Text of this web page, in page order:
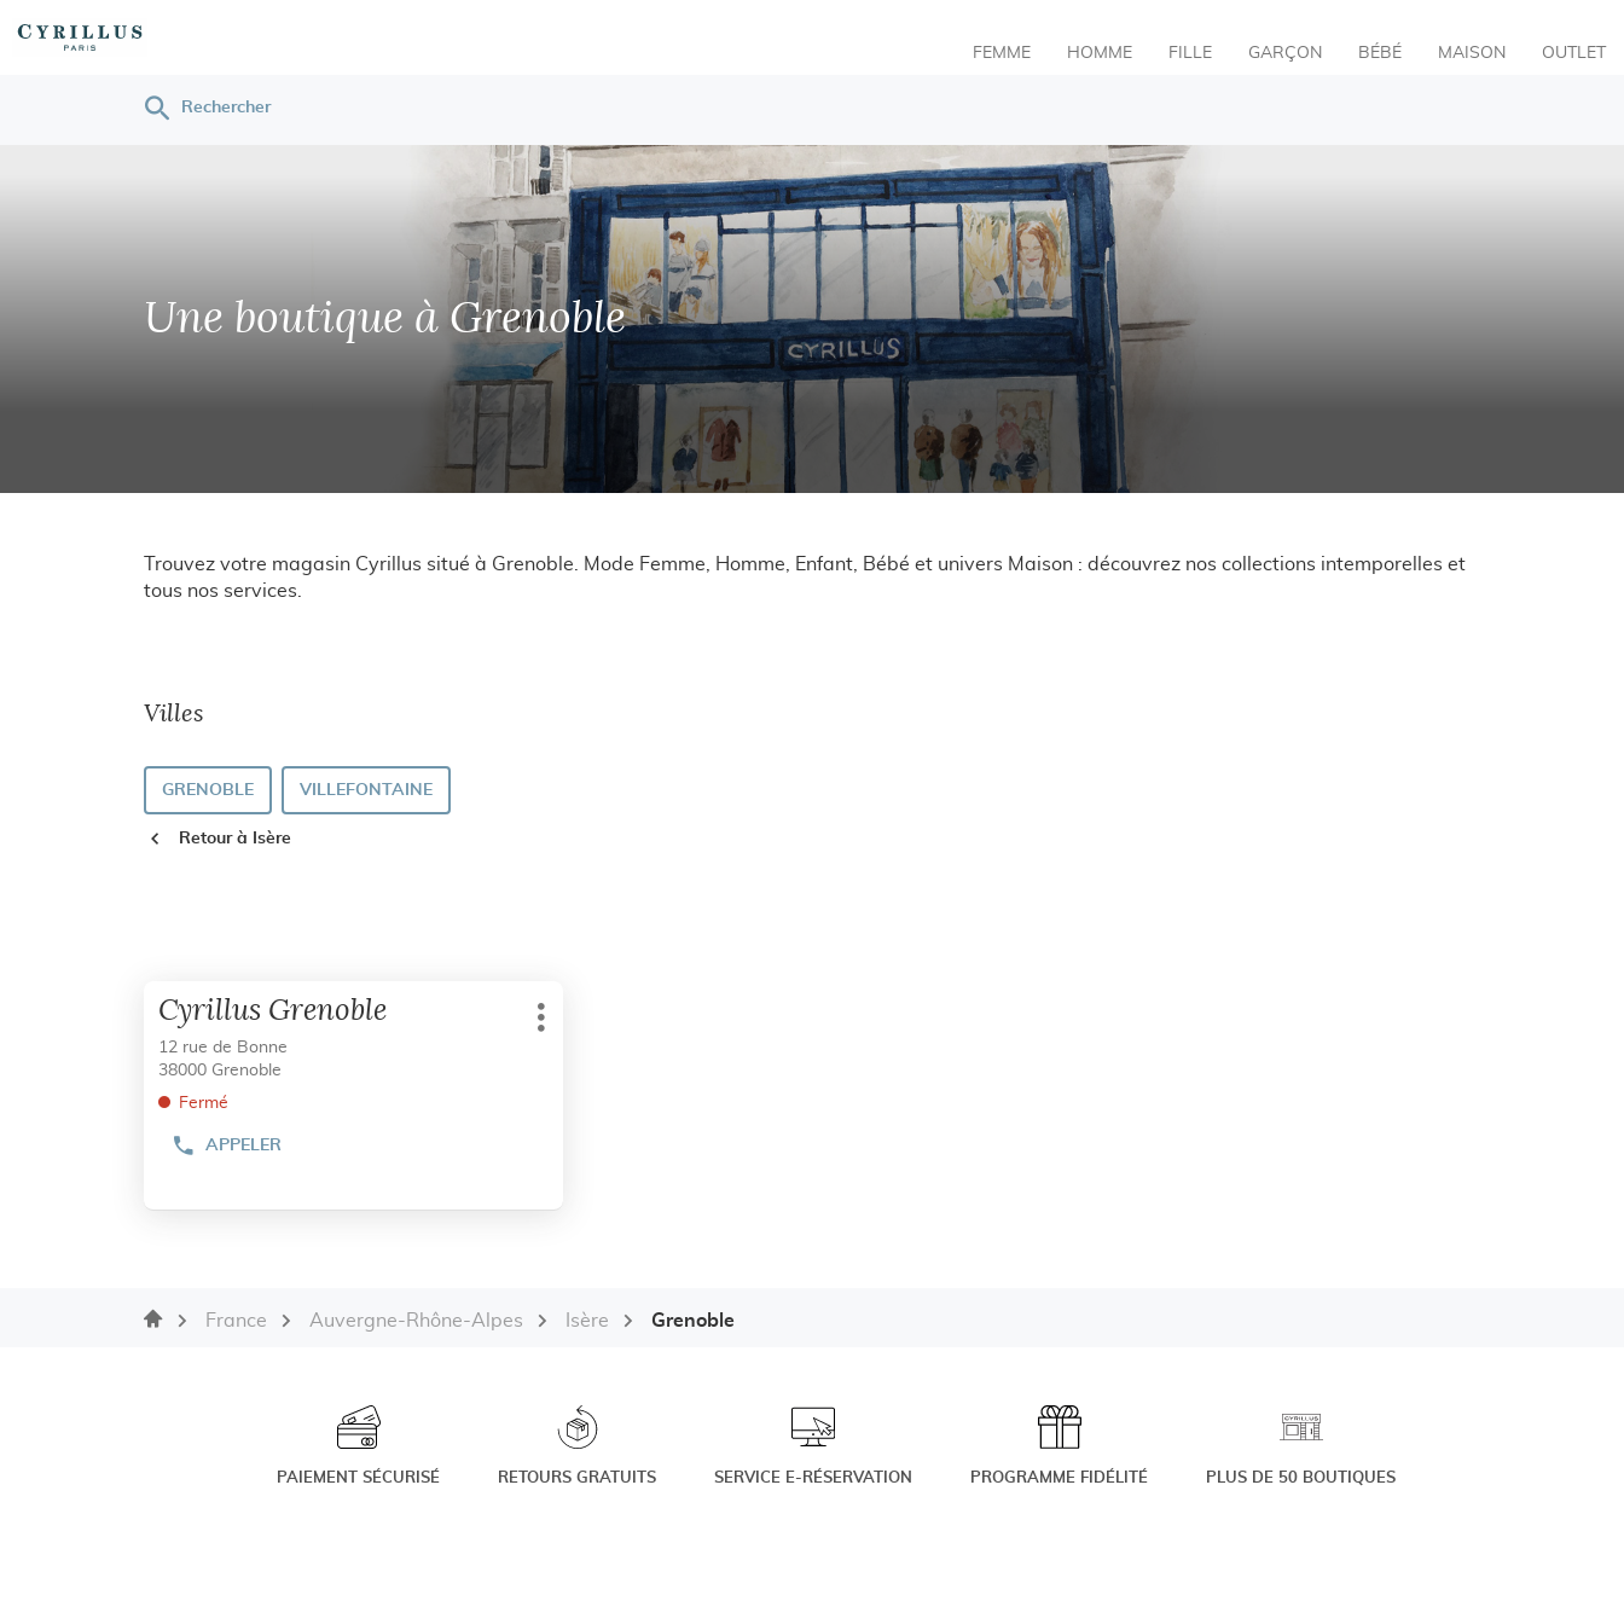
FEMME HOMME FILLE GARÇON BÉBÉ MAISON OUTLET
Rechercher
Une boutique à Grenoble
Trouvez votre magasin Cyrillus situé à Grenoble. Mode Femme, Homme, Enfant, Bébé et univers Maison : découvrez nos collections intemporelles et
tous nos services.
Villes
GRENOBLE VILLEFONTAINE
Retour à Isère
sur
touche
ENTRÉE
obtenir
plus
Point
de
vente
:
Cyrillus Grenoble
12 rue de Bonne
38000 Grenoble
Fermé
APPELER
AFFICHER
DE
CYRILLUS
Plus
Accueil France Auvergne-Rhône-Alpes Isère Grenoble
PAIEMENT SÉCURISÉ RETOURS GRATUITS SERVICE E-RÉSERVATION PROGRAMME FIDÉLITÉ PLUS DE 50 BOUTIQUES